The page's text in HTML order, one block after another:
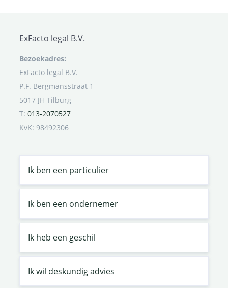
ExFacto legal B.V.
Bezoekadres:
ExFacto legal B.V.
P.F. Bergmansstraat 1
5017 JH Tilburg
T: 013-2070527
KvK: 98492306
Ik ben een particulier
Ik ben een ondernemer
Ik heb een geschil
Ik wil deskundig advies